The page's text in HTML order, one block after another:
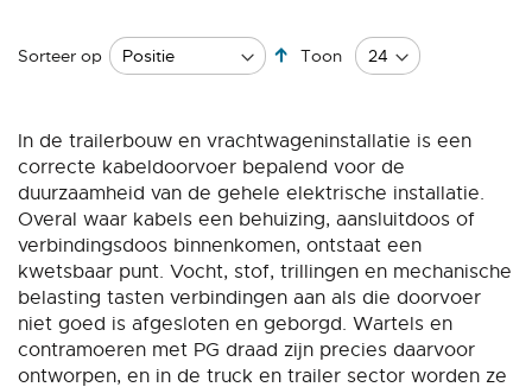
Sorteer op
Van
sorteren
Toon
In de trailerbouw en vrachtwageninstallatie is een
correcte kabeldoorvoer bepalend voor de
duurzaamheid van de gehele elektrische installatie.
Overal waar kabels een behuizing, aansluitdoos of
verbindingsdoos binnenkomen, ontstaat een
kwetsbaar punt. Vocht, stof, trillingen en mechanische
belasting tasten verbindingen aan als die doorvoer
niet goed is afgesloten en geborgd. Wartels en
contramoeren met PG draad zijn precies daarvoor
ontworpen, en in de truck en trailer sector worden ze